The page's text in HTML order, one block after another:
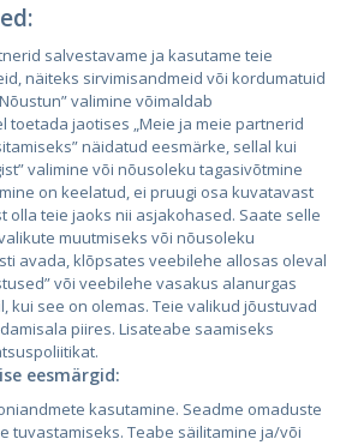
CVbankas.lt
Kainos.lt
salvestavame ja kasutame teie
näiteks sirvimisandmeid või kordumatuid
valimine võimaldab
toetada jaotises „Meie ja meie partnerid
näidatud eesmärke, sellal kui
valimine või nõusoleku tagasivõtmine
on keelatud, ei pruugi osa kuvatavast
olla teie jaoks nii asjakohased. Saate selle
muutmiseks või nõusoleku
avada, klõpsates veebilehe allosas oleval
või veebilehe vasakus alanurgas
kui see on olemas. Teie valikud jõustuvad
piires. Lisateabe saamiseks
eesmärgid:
kasutamine. Seadme omaduste
tuvastamiseks. Teabe säilitamine ja/või